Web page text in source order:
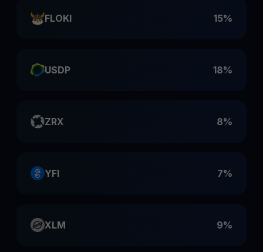
FLOKI 15%
USDP 18%
ZRX 8%
YFI 7%
XLM 9%